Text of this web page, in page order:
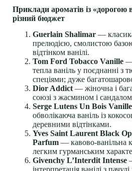
Приклади ароматів із «дорогою
різний бюджет
Guerlain Shalimar —
прелюдією, смолистою
відтінком ванілі.
Tom Ford Tobacco Vanille —
тепла ваніль у поєднанні з
спеціями; дуже
Dior Addict— жіночна і
союзі з жасмином і
Serge Lutens Un Bois Vanille
обволікаюча ваніль із
деревними відтінками.
Yves Saint Laurent Black
Parfum — кавово-ванільна
легким гурманським
Givenchy L’Interdit Intense